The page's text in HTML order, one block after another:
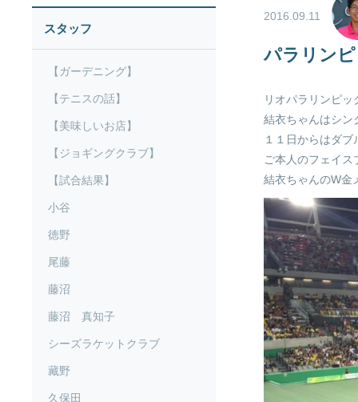
2016.09.11
パラリン
リオパラリンピ
結衣ちゃんはシン
１１日からはダ
ご本人のフェイ
結衣ちゃんのW金
スタッフ
【ガーデニング】
【テニスの話】
【美味しいお店】
【ジョギングクラブ】
【試合結果】
小谷
徳野
尾藤
藤沼
藤沼 真知子
シーズラケットクラブ
藏野
久保田